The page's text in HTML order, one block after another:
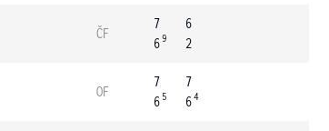
ČF
7
69
6
2
OF
7
6 5
7
64